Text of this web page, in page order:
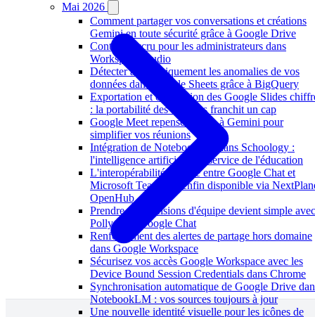
Mai 2026
Comment partager vos conversations et créations
Gemini en toute sécurité grâce à Google Drive
Contrôle accru pour les administrateurs dans
Workspace Studio
Détecter automatiquement les anomalies de vos
données dans Google Sheets grâce à BigQuery
Exportation et conversion des Google Slides
: la portabilité des données franchit un cap
Google Meet repense l'accès à Gemini pour
simplifier vos réunions
Intégration de NotebookLM dans Schoology :
l'intelligence artificielle au service de l'éducation
L'interopérabilité externe entre Google Chat et
Microsoft Teams est enfin disponible via
OpenHub
Prendre des décisions d'équipe devient simple avec
Polly dans Google Chat
Renforcement des alertes de partage hors domaine
dans Google Workspace
Sécurisez vos accès Google Workspace avec les
Device Bound Session Credentials dans Chrome
Synchronisation automatique de Google Drive
NotebookLM : vos sources toujours à jour
Une nouvelle identité visuelle pour les icônes de